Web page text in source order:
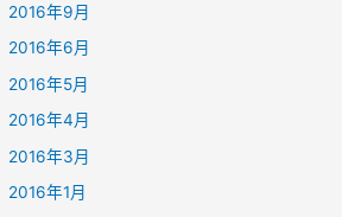
2016年9月
2016年6月
2016年5月
2016年4月
2016年3月
2016年1月